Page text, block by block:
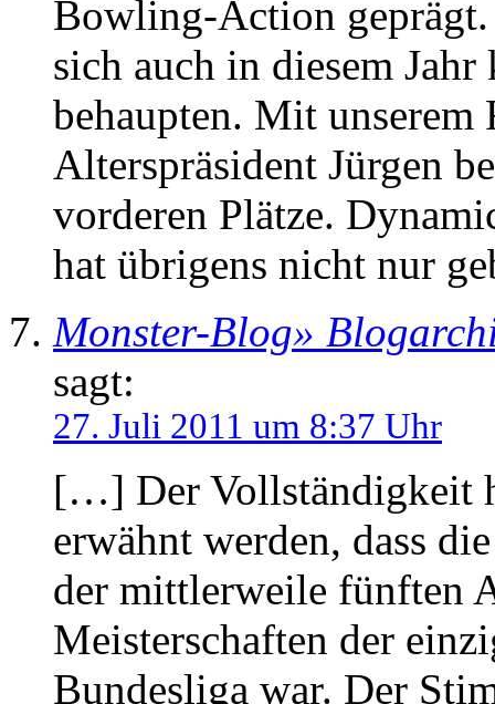
Bowling-Action geprägt.
sich auch in diesem
behaupten. Mit unserem
Alterspräsident Jürgen
vorderen Plätze.
hat übrigens nicht nur
Monster-Blog»
sagt:
27. Juli 2011 um 8:37 Uhr
[…] Der Vollständigkeit
erwähnt werden, dass
der mittlerweile fünften
Meisterschaften der
Bundesliga war. Der